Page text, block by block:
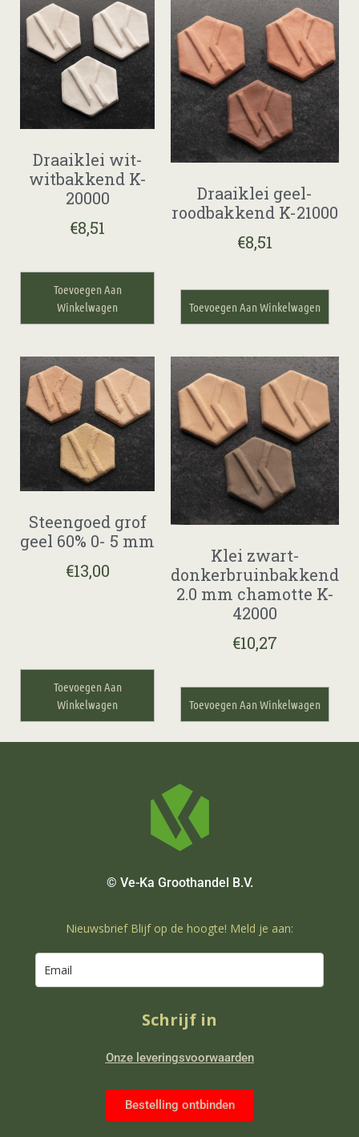
Draaiklei wit-
witbakkend K-
20000
€8,51
Toevoegen Aan
Winkelwagen
Draaiklei geel-
roodbakkend K-21000
€8,51
Toevoegen Aan Winkelwagen
Steengoed grof
geel 60% 0- 5 mm
€13,00
Toevoegen Aan
Winkelwagen
Klei zwart-
donkerbruinbakkend
2.0 mm chamotte K-
42000
€10,27
Toevoegen Aan Winkelwagen
© Ve-Ka Groothandel B.V.
Nieuwsbrief Blijf op de hoogte! Meld je aan:
Schrijf in
Onze leveringsvoorwaarden
Bestelling ontbinden